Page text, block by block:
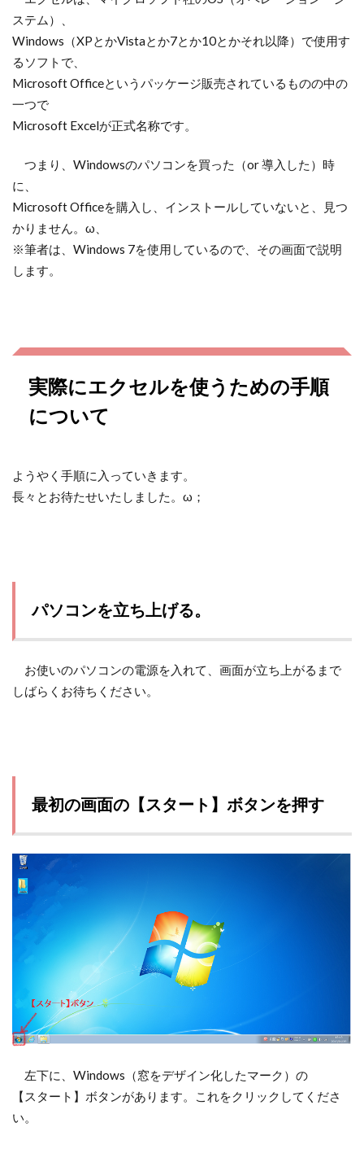
ステム）、
Windows（XPとかVistaとか7とか10とかそれ以降）で使用す
るソフトで、
Microsoft Officeというパッケージ販売されているものの中の
一つで
Microsoft Excelが正式名称です。
つまり、Windowsのパソコンを買った（or 導入した）時
に、
Microsoft Officeを購入し、インストールしていないと、見つ
かりません。ω、
※筆者は、Windows 7を使用しているので、その画面で説明
します。
実際にエクセルを使うための手順
について
ようやく手順に入っていきます。
長々とお待たせいたしました。ω；
パソコンを立ち上げる。
お使いのパソコンの電源を入れて、画面が立ち上がるまで
しばらくお待ちください。
最初の画面の【スタート】ボタンを押す
左下に、Windows（窓をデザイン化したマーク）の
【スタート】ボタンがあります。これをクリックしてくださ
い。